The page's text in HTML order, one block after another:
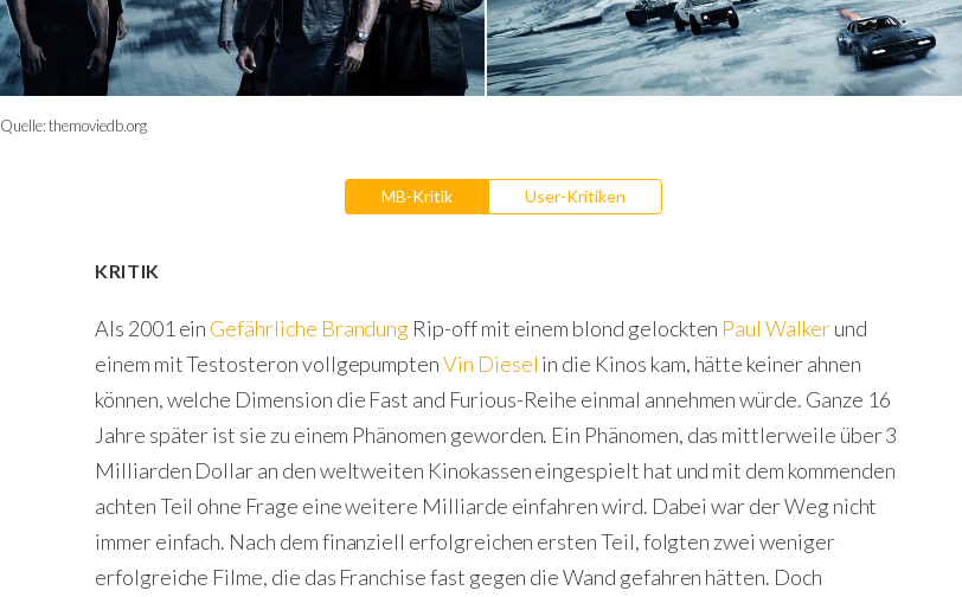
Quelle:themoviedb.org
MB-Kritik User-Kritiken
KRITIK
Als 2001 ein Gefährliche Brandung Rip-off mit einem blond gelockten Paul Walkerund
einem mit Testosteron vollgepumptenVin Diesel in die Kinos kam, hätte keiner ahnen
können, welche Dimension die Fast and Furious-Reihe einmal annehmen würde. Ganze 16
Jahre später ist sie zu einem Phänomen geworden. Ein Phänomen, das mittlerweile über 3
Milliarden Dollar an den weltweiten Kinokassen eingespielt hat und mit dem kommenden
achten Teil ohne Frage eine weitere Milliarde einfahren wird. Dabei war der Weg nicht
immer einfach. Nach dem finanziell erfolgreichen ersten Teil, folgten zwei weniger
erfolgreiche Filme, die das Franchise fast gegen die Wand gefahren hätten. Doch